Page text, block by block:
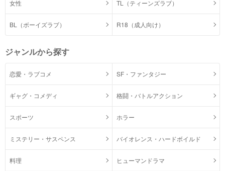
女性 TL（ティーンズラブ）
BL（ボーイズラブ） R18（成人向け）
ジャンルから探す
恋愛・ラブコメ SF・ファンタジー
ギャグ・コメディ 格闘・バトルアクション
スポーツ ホラー
ミステリー・サスペンス バイオレンス・ハードボイルド
料理 ヒューマンドラマ